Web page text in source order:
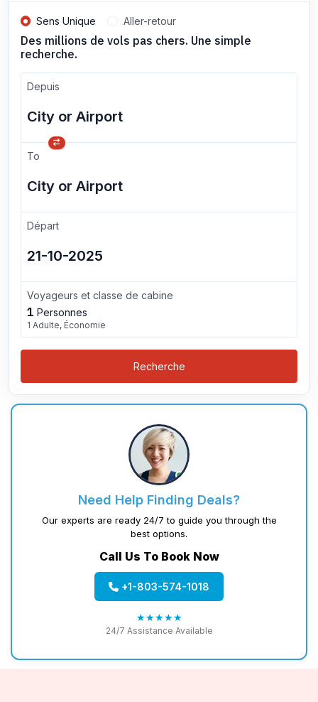
Sens Unique Aller-retour
Des millions de vols pas chers. Une simple
recherche.
Depuis
To
Départ
Voyageurs et classe de cabine
1 Personnes
1 Adulte, Économie
Recherche
Need Help Finding Deals?
Our experts are ready 24/7 to guide you through the
best options.
Call Us To Book Now
+1-803-574-1018
★★★★★
24/7 Assistance Available